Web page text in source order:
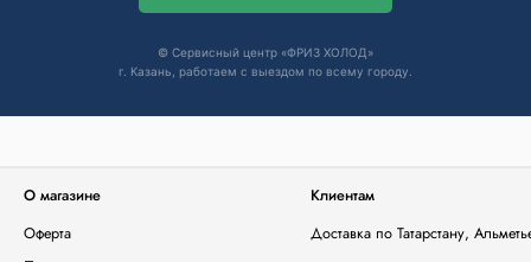
© Сервисный центр «ФРИЗ ХОЛОД»
г. Казань, работаем с выездом по всему городу.
О магазине
Оферта
Клиентам
Доставка по Татарстану,